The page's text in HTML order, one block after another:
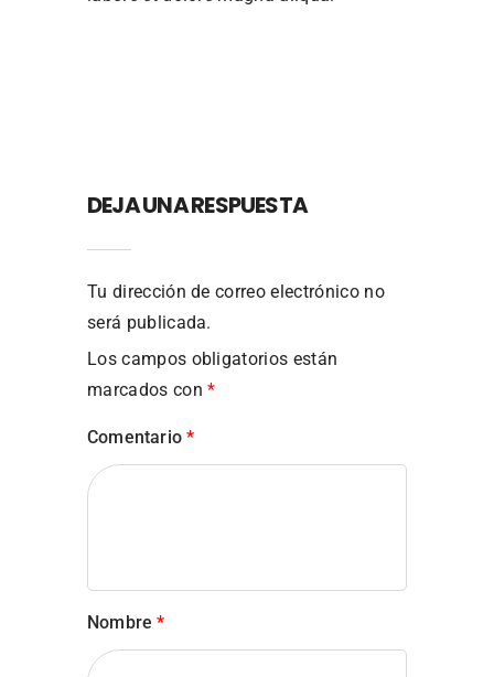
DEJA UNA RESPUESTA
Tu dirección de correo electrónico no
será publicada.
Los campos obligatorios están
marcados con*
Comentario*
Nombre*